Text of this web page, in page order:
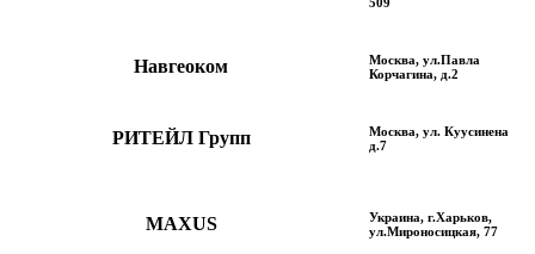
Навгеоком
Москва, ул.Павла
Корчагина, д.2
РИТЕЙЛ Групп
Москва, ул. Куусинена
д.7
MAXUS
Украина, г.Харьков,
ул.Мироносицкая, 77